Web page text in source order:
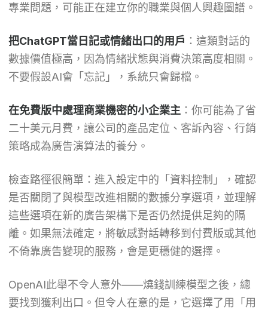
專業問題，可能正在建立你的職業與個人興趣圖譜。
把ChatGPT當日記或情緒出口的用戶 ：這類對話的
數據價值極高，因為情緒狀態與消費決策高度相關。
不要假設AI會「忘記」，系統只會歸檔。
在免費版中處理商業機密的小企業主 ：你可能為了省
二十美元月費，讓公司的產品定位、客訴內容、行銷
策略成為廣告演算法的養分。
檢查路徑很簡單：進入設定中的「資料控制」，確認
是否關閉了與模型改進相關的數據分享選項，並理解
這些選項在新的廣告架構下是否仍然提供足夠的隔
離。如果無法確定，將敏感對話轉移到付費版或其他
不倚靠廣告變現的服務，會是更穩健的選擇。
OpenAI此舉不令人意外——燒錢訓練模型之後，總
要找到獲利出口。但令人在意的是，它選擇了用「用